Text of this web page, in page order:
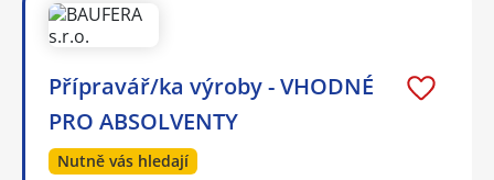
Přípravář/ka výroby - VHODNÉ
PRO ABSOLVENTY
Nutně vás hledají